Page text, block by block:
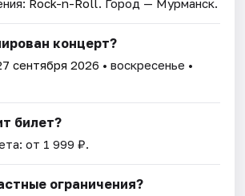
Rock-n-Roll. Город — Мурманск.
концерт?
сентября 2026 • воскресенье •
билет?
от 1 999 ₽.
ограничения?